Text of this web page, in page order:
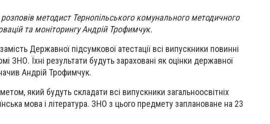
методист Тернопільського комунального методичного
та моніторингу Андрій Трофимчук.
Державної підсумкової атестації всі випускники повинні
ЗНО. Їхні результати будуть зараховані як оцінки державної
Андрій Трофимчук.
який будуть складати всі випускники загальноосвітніх
мова і література. ЗНО з цього предмету заплановане на 23